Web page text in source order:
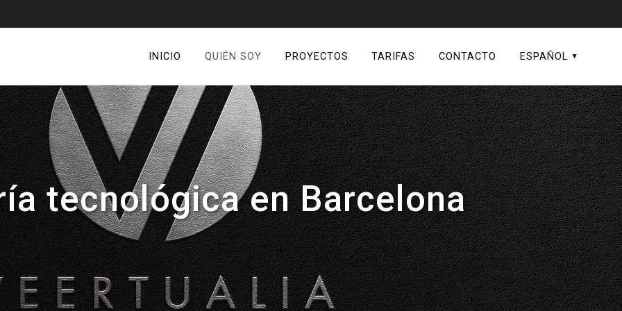
INICIO QUIÉN SOY PROYECTOS TARIFAS CONTACTO ESPAÑOL
Italiano
English(Inglés)
tecnológica en Barcelona